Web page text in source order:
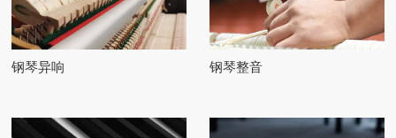
钢琴异响 钢琴整音